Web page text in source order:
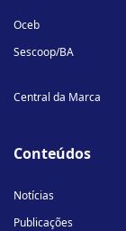
Oceb
Sescoop/BA
Central da Marca
Conteúdos
Notícias
Publicações